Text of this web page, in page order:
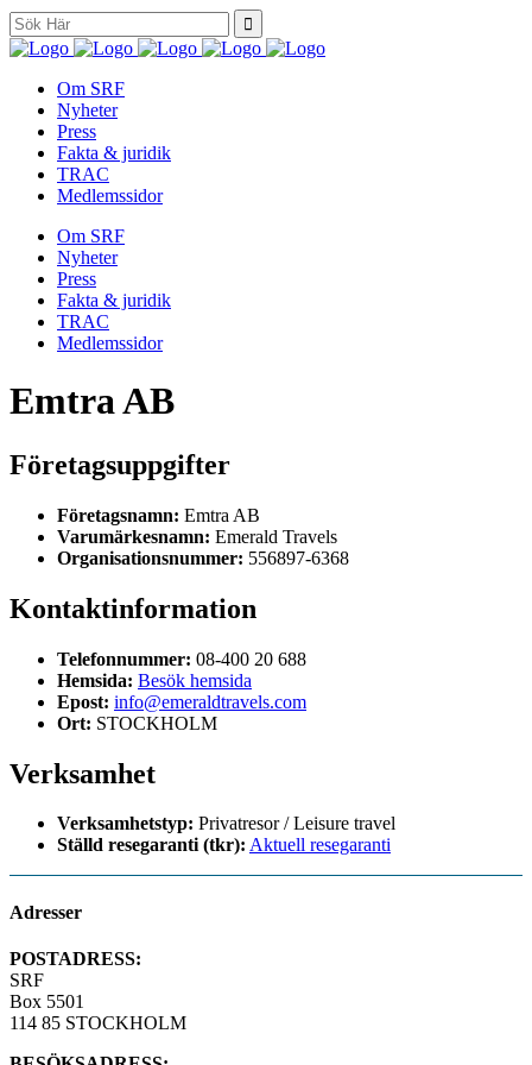
Search
for:
Om SRF
Nyheter
Press
Fakta & juridik
TRAC
Medlemssidor
Om SRF
Nyheter
Press
Fakta & juridik
TRAC
Medlemssidor
Emtra AB
Företagsuppgifter
Företagsnamn: Emtra AB
Varumärkesnamn: Emerald Travels
Organisationsnummer: 556897-6368
Kontaktinformation
Telefonnummer: 08-400 20 688
Hemsida: Besök hemsida
Epost: info@emeraldtravels.com
Ort: STOCKHOLM
Verksamhet
Verksamhetstyp: Privatresor / Leisure travel
Ställd resegaranti (tkr): Aktuell resegaranti
Adresser
POSTADRESS:
SRF
Box 5501
114 85 STOCKHOLM